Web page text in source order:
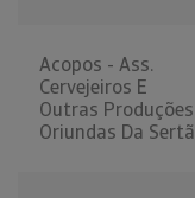
Acopos - Ass.
Cervejeiros E
Outras Produções
Oriundas Da Sertã